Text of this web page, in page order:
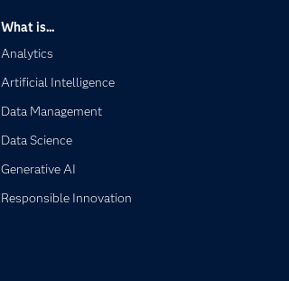
What is...
Analytics
Artificial Intelligence
Data Management
Data Science
Generative AI
Responsible Innovation